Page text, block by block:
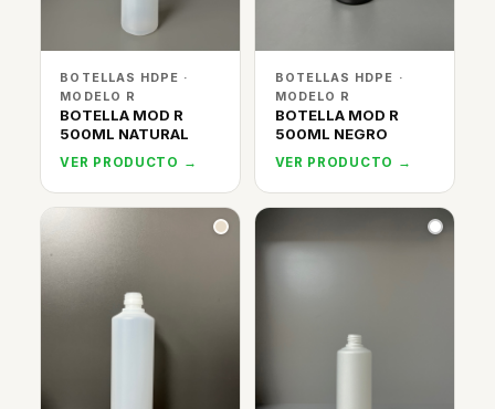
BOTELLAS HDPE ·
MODELO R
BOTELLA MOD R
500ML NATURAL
VER PRODUCTO →
BOTELLAS HDPE ·
MODELO R
BOTELLA MOD R
500ML NEGRO
VER PRODUCTO →